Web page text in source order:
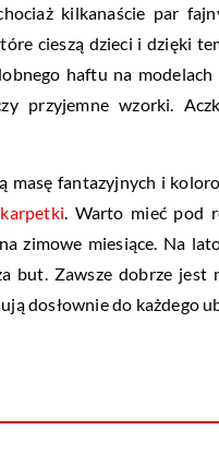
kilkanaście par
cieszą dzieci i dzięki
haftu na
przyjemne wzorki.
masę fantazyjnych i
. Warto mieć pod
zimowe miesiące. Na
but. Zawsze dobrze jest
dosłownie do każdego